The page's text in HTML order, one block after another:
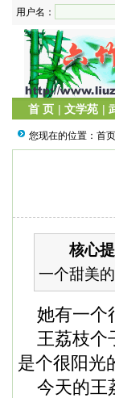
用户名：
首 页 | 文学苑 |
您现在的位置： 首页
核心提
一个甜美
她有一个
王荔枝个
是个很阳光
今天的王